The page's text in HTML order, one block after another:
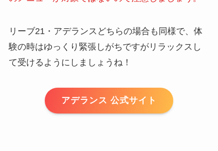
リーブ21・アデランスどちらの場合も同様で、体
験の時はゆっくり緊張しがちですがリラックスし
て受けるようにしましょうね！
アデランス 公式サイト